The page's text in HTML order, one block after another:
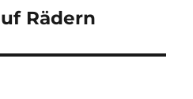
Rädern